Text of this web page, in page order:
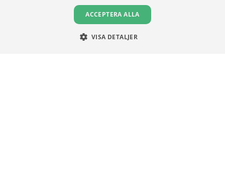
ACCEPTERA ALLA
VISA DETALJER